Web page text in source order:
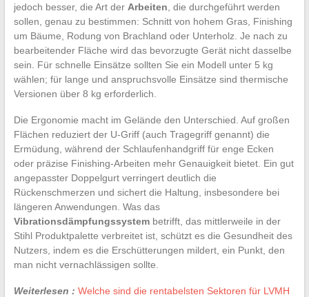
jedoch besser, die Art der Arbeiten , die durchgeführt werden
sollen, genau zu bestimmen: Schnitt von hohem Gras, Finishing
um Bäume, Rodung von Brachland oder Unterholz. Je nach zu
bearbeitender Fläche wird das bevorzugte Gerät nicht dasselbe
sein. Für schnelle Einsätze sollten Sie ein Modell unter 5 kg
wählen; für lange und anspruchsvolle Einsätze sind thermische
Versionen über 8 kg erforderlich.
Die Ergonomie macht im Gelände den Unterschied. Auf großen
Flächen reduziert der U-Griff (auch Tragegriff genannt) die
Ermüdung, während der Schlaufenhandgriff für enge Ecken
oder präzise Finishing-Arbeiten mehr Genauigkeit bietet. Ein gut
angepasster Doppelgurt verringert deutlich die
Rückenschmerzen und sichert die Haltung, insbesondere bei
längeren Anwendungen. Was das
Vibrationsdämpfungssystembetrifft, das mittlerweile in der
Stihl Produktpalette verbreitet ist, schützt es die Gesundheit des
Nutzers, indem es die Erschütterungen mildert, ein Punkt, den
man nicht vernachlässigen sollte.
Weiterlesen : Welche sind die rentabelsten Sektoren für LVMH